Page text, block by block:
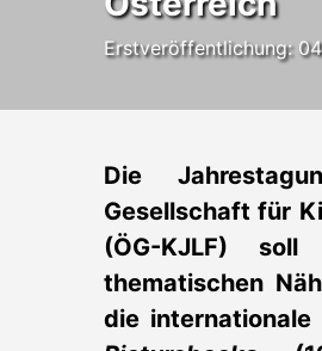
Erstveröffentlichung:
Die
Gesellschaft für
(ÖG-KJLF)
thematischen
die internationale